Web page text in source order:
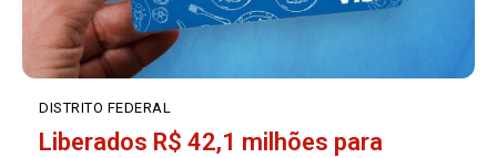
DISTRITO FEDERAL
Liberados R$ 42,1 milhões para